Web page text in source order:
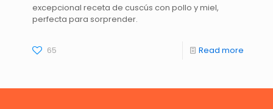
excepcional receta de cuscús con pollo y miel,
perfecta para sorprender.
65 Read more